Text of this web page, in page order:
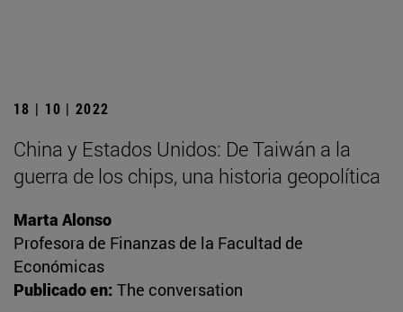
18 | 10 | 2022
China y Estados Unidos: De Taiwán a la
guerra de los chips, una historia geopolítica
Marta Alonso
Profesora de Finanzas de la Facultad de
Económicas
Publicado en: The conversation